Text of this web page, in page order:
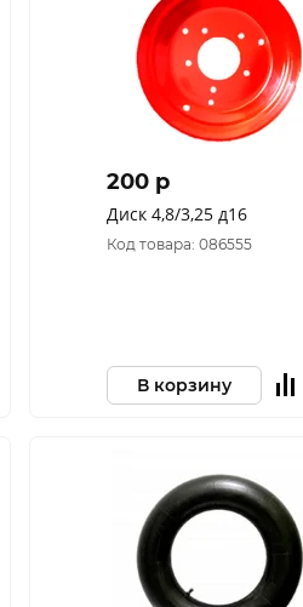
200 p
Диск 4,8/3,25 д16
Код товара: 086555
В корзину